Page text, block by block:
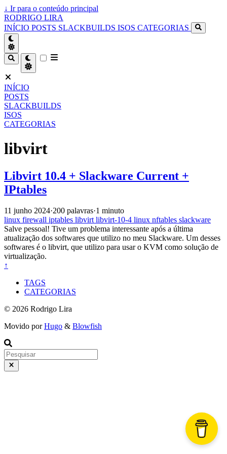
↓ Ir para o conteúdo principal
RODRIGO LIRA
INÍCIO POSTS SLACKBUILDS ISOS CATEGORIAS
INÍCIO
POSTS
SLACKBUILDS
ISOS
CATEGORIAS
libvirt
Libvirt 10.4 + Slackware Current +
IPtables
11 junho 2024·200 palavras·1 minuto
linux firewall iptables libvirtlibvirt-10-4 linux nftables slackware
Salve pessoal! Tive um problema interessante após a última
atualização dos softwares que utilizo no meu Slackware. Um desses
softwares é o libvirt, que utilizo para usar o KVM como solução de
virtualização.
↑
TAGS
CATEGORIAS
© 2026 Rodrigo Lira
Movido porHugo & Blowfish